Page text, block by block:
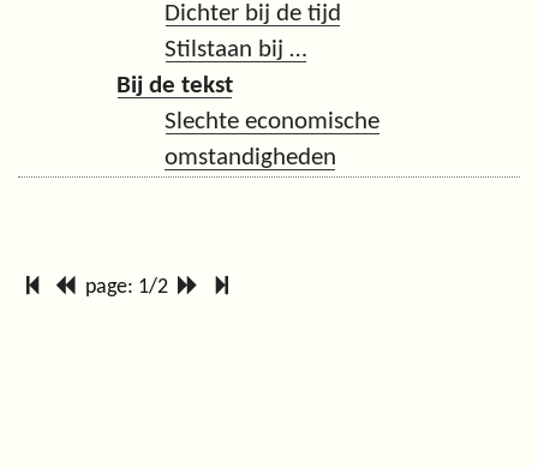
Dichter bij de tijd
Stilstaan bij …
Bij de tekst
Slechte economische
omstandigheden
page: 1/2